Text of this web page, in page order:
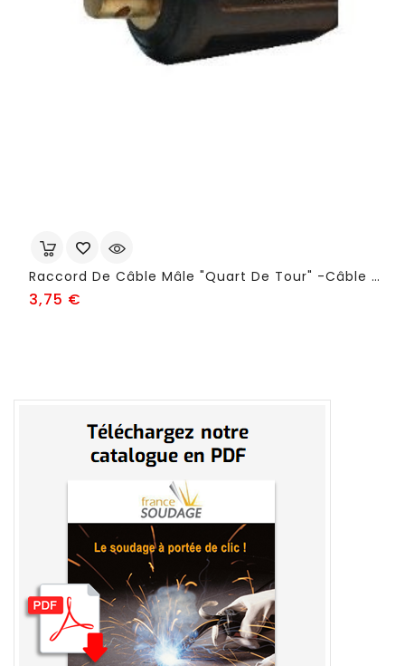
Raccord De Câble Mâle "quart De Tour" -câble 35-50 Mm² - FSB65
3,75 €